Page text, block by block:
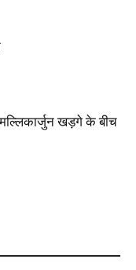
खड़गे के बीच